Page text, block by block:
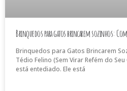
Brinquedos para gatos brincarem sozinhos:
Brinquedos para Gatos Brincarem
Tédio Felino (Sem Virar Refém do
está entediado. Ele está